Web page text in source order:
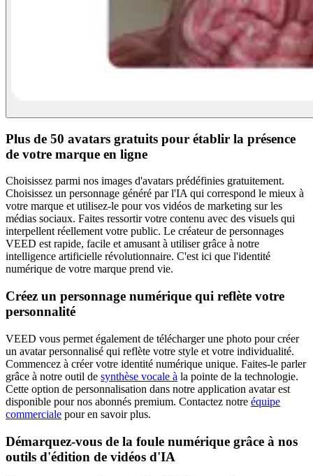
Plus de 50 avatars gratuits pour établir la présence
de votre marque en ligne
Choisissez parmi nos images d'avatars prédéfinies gratuitement.
Choisissez un personnage généré par l'IA qui correspond le mieux à
votre marque et utilisez-le pour vos vidéos de marketing sur les
médias sociaux. Faites ressortir votre contenu avec des visuels qui
interpellent réellement votre public. Le créateur de personnages
VEED est rapide, facile et amusant à utiliser grâce à notre
intelligence artificielle révolutionnaire. C'est ici que l'identité
numérique de votre marque prend vie.
Créez un personnage numérique qui reflète votre
personnalité
VEED vous permet également de télécharger une photo pour créer
un avatar personnalisé qui reflète votre style et votre individualité.
Commencez à créer votre identité numérique unique. Faites-le parler
grâce à notre outil de synthèse vocale à la pointe de la technologie.
Cette option de personnalisation dans notre application avatar est
disponible pour nos abonnés premium. Contactez notre équipe
commerciale pour en savoir plus.
Démarquez-vous de la foule numérique grâce à nos
outils d'édition de vidéos d'IA